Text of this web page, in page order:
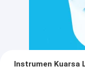
Instrumen Kuarsa